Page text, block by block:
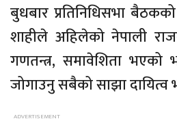
बुधबार प्रतिनिधिसभा
शाहीले अहिलेको नेपाली
गणतन्त्र, समावेशिता भएको
जोगाउनु सबैको साझा दायित्व